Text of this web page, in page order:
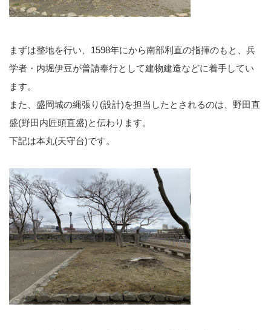
まずは整地を行い、1598年にから南部利直の指揮のもと、兵
学者・内堀伊豆が普請奉行として建物建造などに着手してい
ます。
また、盛岡城の縄張り(設計)を担当したとされるのは、野田直
盛(野田内匠頭直盛)と伝わります。
下記は本丸(天守台)です。